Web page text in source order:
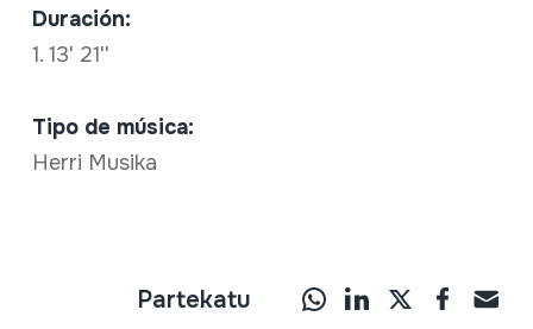
Duración:
1. 13' 21''
Tipo de música:
Herri Musika
Partekatu